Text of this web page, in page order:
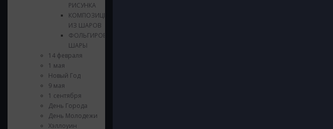
РИСУНКА
КОМПОЗИЦИИ
ИЗ ШАРОВ
ФОЛЬГИРОВАННЫЕ
ШАРЫ
14 февраля
1 мая
Новый Год
9 мая
1 сентября
День Города
День Молодежи
Хэллоуин